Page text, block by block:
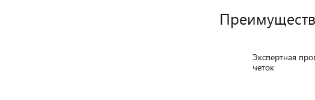
Экспертная
четок